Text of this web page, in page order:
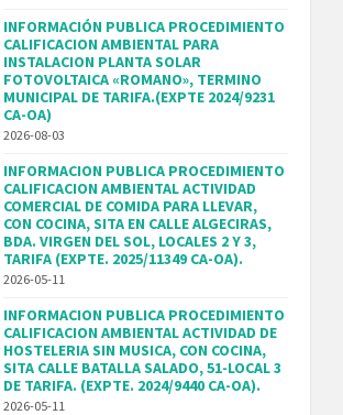
INFORMACIÓN PUBLICA PROCEDIMIENTO
CALIFICACION AMBIENTAL PARA
INSTALACION PLANTA SOLAR
FOTOVOLTAICA «ROMANO», TERMINO
MUNICIPAL DE TARIFA.(EXPTE 2024/9231
CA-OA)
2026-08-03
INFORMACION PUBLICA PROCEDIMIENTO
CALIFICACION AMBIENTAL ACTIVIDAD
COMERCIAL DE COMIDA PARA LLEVAR,
CON COCINA, SITA EN CALLE ALGECIRAS,
BDA. VIRGEN DEL SOL, LOCALES 2 Y 3,
TARIFA (EXPTE. 2025/11349 CA-OA).
2026-05-11
INFORMACION PUBLICA PROCEDIMIENTO
CALIFICACION AMBIENTAL ACTIVIDAD DE
HOSTELERIA SIN MUSICA, CON COCINA,
SITA CALLE BATALLA SALADO, 51-LOCAL 3
DE TARIFA. (EXPTE. 2024/9440 CA-OA).
2026-05-11